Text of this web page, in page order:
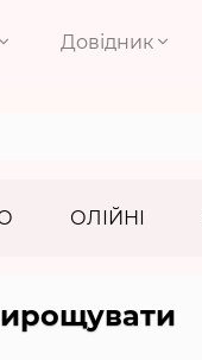
Довідник
ОЛІЙНІ